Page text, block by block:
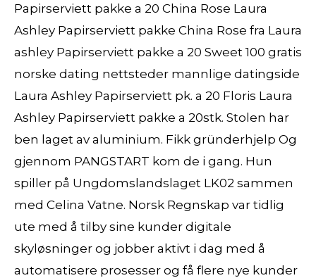
Papirserviett pakke a 20 China Rose Laura
Ashley Papirserviett pakke China Rose fra Laura
ashley Papirserviett pakke a 20 Sweet 100 gratis
norske dating nettsteder mannlige datingside
Laura Ashley Papirserviett pk. a 20 Floris Laura
Ashley Papirserviett pakke a 20stk. Stolen har
ben laget av aluminium. Fikk gründerhjelp Og
gjennom PANGSTART kom de i gang. Hun
spiller på Ungdomslandslaget LK02 sammen
med Celina Vatne. Norsk Regnskap var tidlig
ute med å tilby sine kunder digitale
skyløsninger og jobber aktivt i dag med å
automatisere prosesser og få flere nye kunder